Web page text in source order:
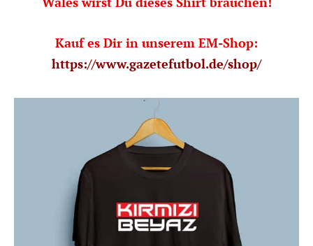
Kauf es Dir in unserem EM-Shop:
https://www.gazetefutbol.de/shop/